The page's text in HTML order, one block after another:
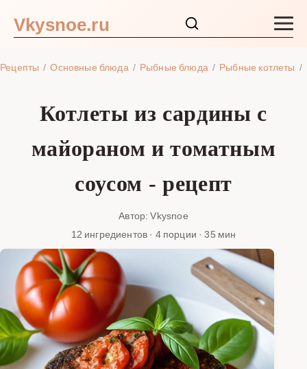
Vkysnoe.ru
Рецепты Основные блюда Рыбные блюда Рыбные котлеты
Котлеты из сардины с
майораном и томатным
соусом - рецепт
Автор: Vkysnoe
12 ингредиентов · 4 порции · 35 мин